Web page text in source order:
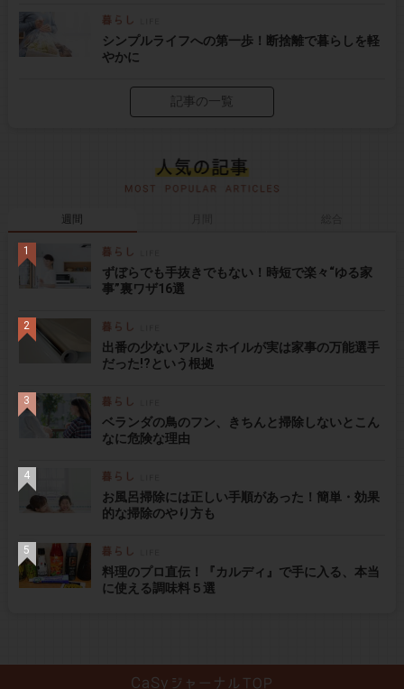
シンプルライフへの第一歩！断捨離で暮らしを軽
やかに
記事の一覧
週間
ずぼらでも手抜きでもない！時短で楽々“ゆる家
事”裏ワザ16選
出番の少ないアルミホイルが実は家事の万能選手
だった!?という根拠
ベランダの鳥のフン、きちんと掃除しないとこん
なに危険な理由
お風呂掃除には正しい手順があった！簡単・効果
的な掃除のやり方も
料理のプロ直伝！『カルディ』で手に入る、本当
に使える調味料５選